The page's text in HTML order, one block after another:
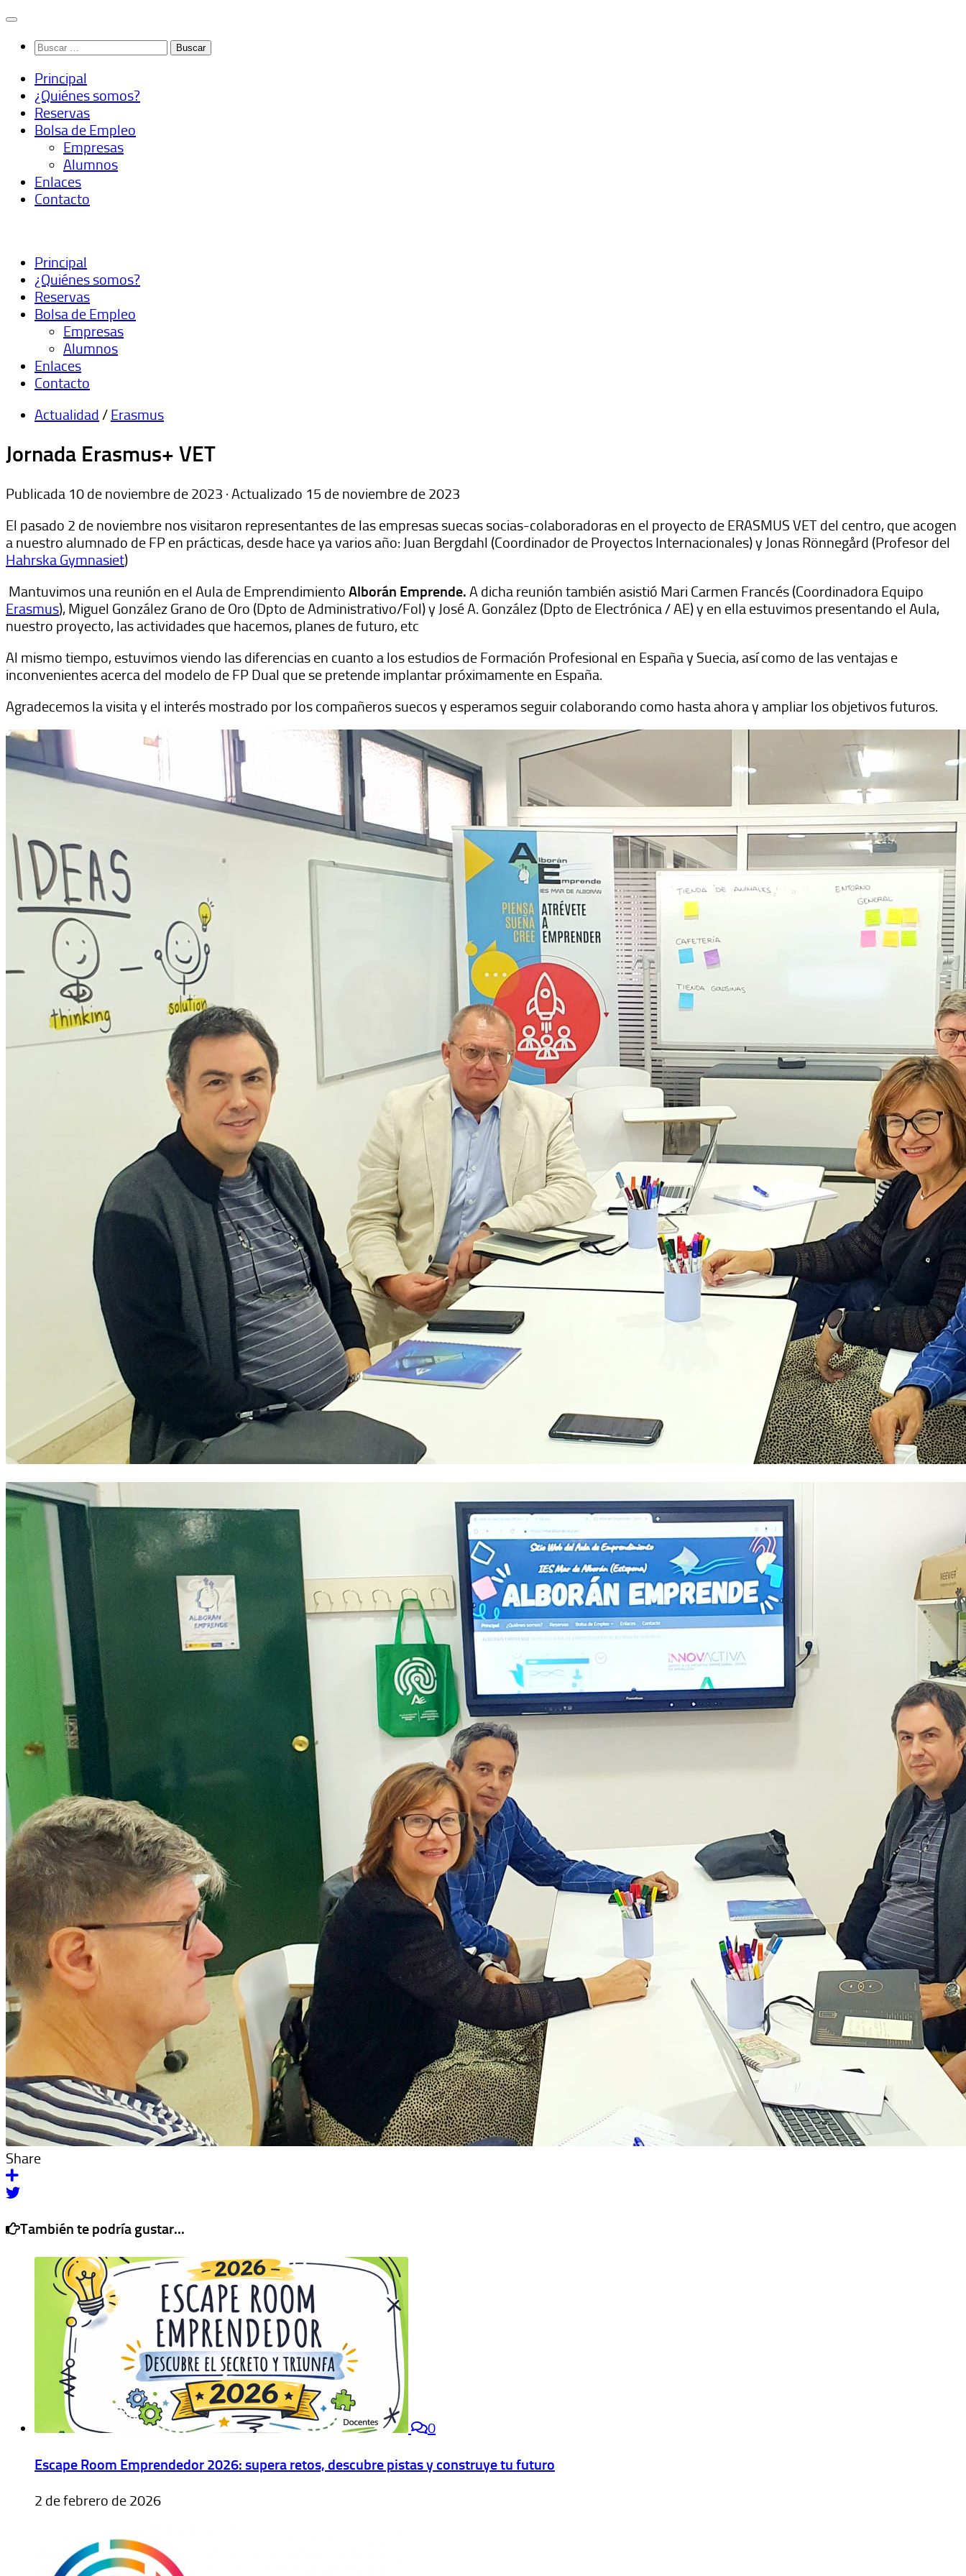
Saltar
contenido
Buscar:
Principal
¿Quiénes somos?
Reservas
Bolsa de Empleo
Empresas
Alumnos
Enlaces
Contacto
Principal
¿Quiénes somos?
Reservas
Bolsa de Empleo
Empresas
Alumnos
Enlaces
Contacto
Actualidad / Erasmus
Jornada Erasmus+ VET
Publicada 10 de noviembre de 2023 · Actualizado 15 de noviembre de 2023
El pasado 2 de noviembre nos visitaron representantes de las empresas suecas socias-colaboradoras en el proyecto de ERASMUS VET del centro, que acogen
a nuestro alumnado de FP en prácticas, desde hace ya varios año: Juan Bergdahl (Coordinador de Proyectos Internacionales) y Jonas Rönnegård (Profesor del
Hahrska Gymnasiet)
Mantuvimos una reunión en el Aula de Emprendimiento Alborán Emprende. A dicha reunión también asistió Mari Carmen Francés (Coordinadora Equipo
Erasmus), Miguel González Grano de Oro (Dpto de Administrativo/Fol) y José A. González (Dpto de Electrónica / AE) y en ella estuvimos presentando el Aula,
nuestro proyecto, las actividades que hacemos, planes de futuro, etc
Al mismo tiempo, estuvimos viendo las diferencias en cuanto a los estudios de Formación Profesional en España y Suecia, así como de las ventajas e
inconvenientes acerca del modelo de FP Dual que se pretende implantar próximamente en España.
Agradecemos la visita y el interés mostrado por los compañeros suecos y esperamos seguir colaborando como hasta ahora y ampliar los objetivos futuros.
Share
También te podría gustar...
0
Escape Room Emprendedor 2026: supera retos, descubre pistas y construye tu futuro
2 de febrero de 2026